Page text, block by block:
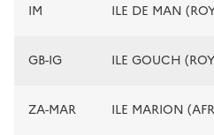
IM ILE DE MAN
GB-IG ILE GOUCH
ZA-MAR ILE MARION